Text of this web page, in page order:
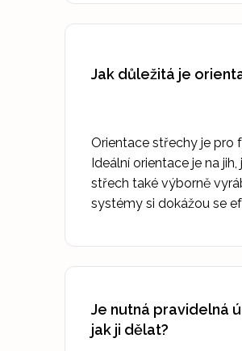
Jak důležitá je
Orientace střechy je pro
Ideální orientace je na
střech také výborně
systémy si dokážou se
Je nutná pravidelná
jak ji dělat?